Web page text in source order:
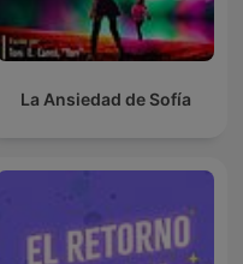
La Ansiedad de Sofía